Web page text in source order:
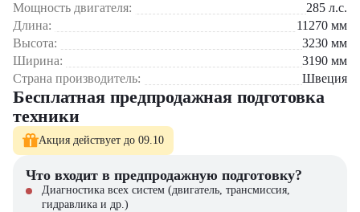
Комфорт
удобными органами
управления и низким
уровнем шума увеличивает
эффективность работы
Универсальность
техника подходит для
Где применяется Экскаватор Volvo EC350D?
Мощность двигателя:
285 л.с.
Длина:
11270 мм
Высота:
3230 мм
Ширина:
3190 мм
Страна производитель:
Швеция
Бесплатная предпродажная подготовка
техники
Акция действует до 09.10
Что входит в предпродажную подготовку?
Диагностика всех систем (двигатель, трансмиссия,
гидравлика и др.)